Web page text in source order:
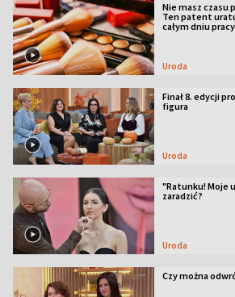
Nie masz czasu
Ten patent
całym dniu pracy
Uroda
Finał 8. edycji
figura
Uroda
"Ratunku! Moje
zaradzić?
Uroda
Czy można